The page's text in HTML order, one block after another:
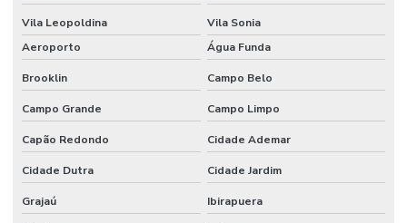
Fornecedor de vidraria para laboratório
Fornecedores de materiais para laboratório
Forno para laboratório
Forno mufla
Forno mufla preço
Frasco bod
Vila Leopoldina
Vila Sonia
Aeroporto
Água Funda
Brooklin Campo Belo
Campo Grande Campo Limpo
Capão Redondo Cidade Ademar
Cidade Dutra Cidade Jardim
Grajaú Ibirapuera